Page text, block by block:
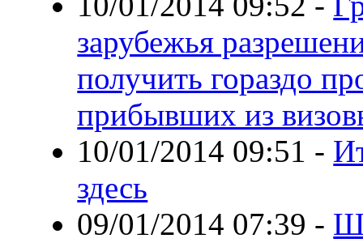
зарубежья
получить гораздо
прибывших из
10/01/2014 09:51 -
здесь
09/01/2014 07:39 -